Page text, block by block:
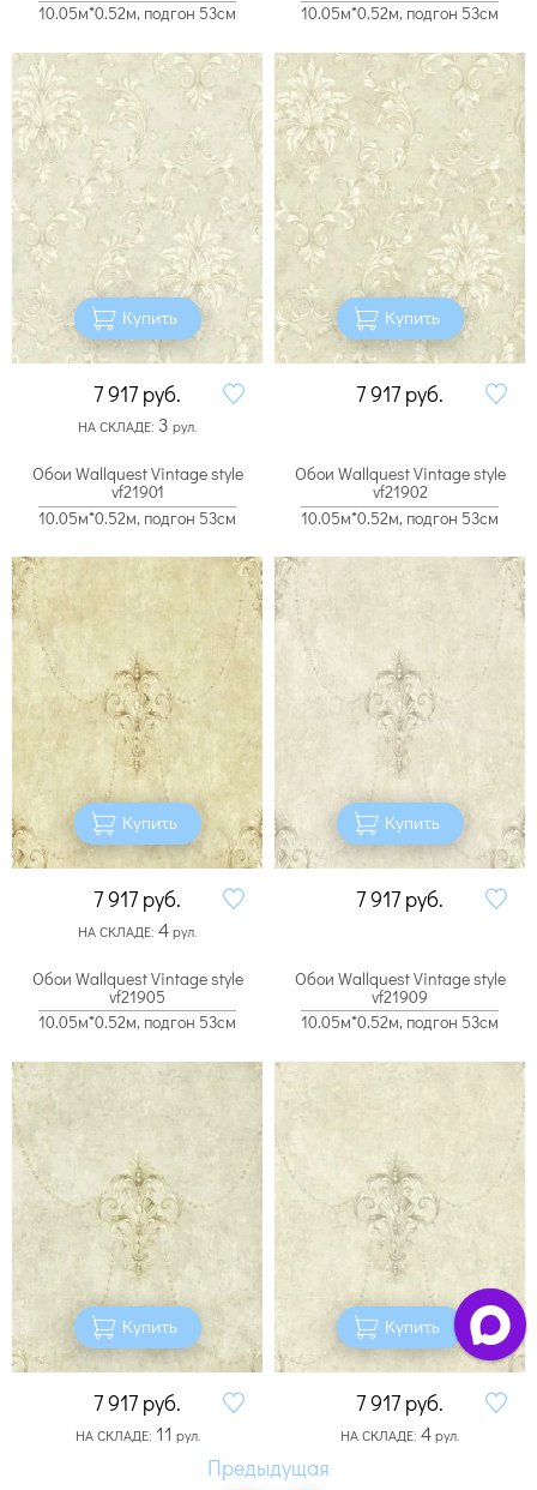
10.05м*0.52м, подгон 53см
Купить
7 917 руб.
НА СКЛАДЕ: 3 рул.
10.05м*0.52м, подгон 53см
Купить
7 917 руб.
Обои Wallquest Vintage style
vf21901
10.05м*0.52м, подгон 53см
Купить
7 917 руб.
НА СКЛАДЕ: 4рул.
Обои Wallquest Vintage style
vf21902
10.05м*0.52м, подгон 53см
Купить
7 917 руб.
Обои Wallquest Vintage style
vf21905
10.05м*0.52м, подгон 53см
Купить
7 917 руб.
НА СКЛАДЕ: 11 рул.
Обои Wallquest Vintage style
vf21909
10.05м*0.52м, подгон 53см
Купить
7 917 руб.
НА СКЛАДЕ: 4рул.